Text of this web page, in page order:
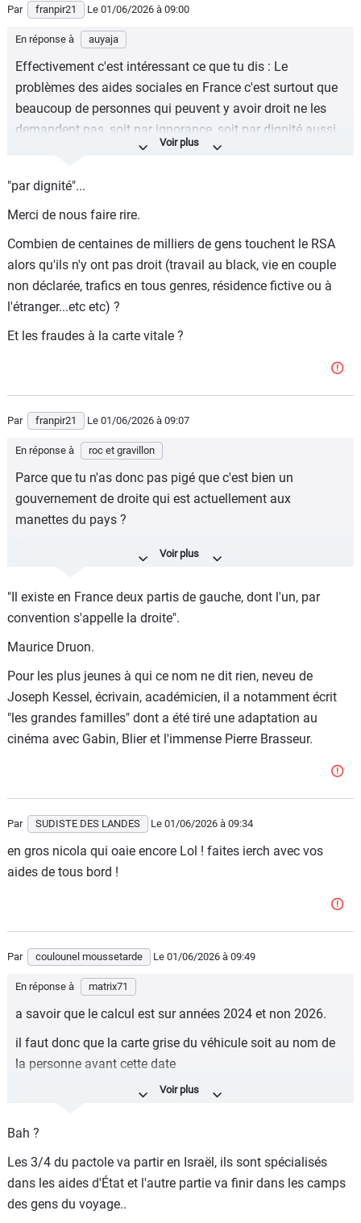
Par franpir21 Le 01/06/2026 à 09:00
En réponse à auyaja
Effectivement c'est intéressant ce que tu dis : Le
problèmes des aides sociales en France c'est surtout que
beaucoup de personnes qui peuvent y avoir droit ne les
demandent pas, soit par ignorance, soit par dignité aussi...
https://www.20minutes.fr/economie/4222427-20260507-
"par dignité"...
Merci de nous faire rire.
Combien de centaines de milliers de gens touchent le RSA
alors qu'ils n'y ont pas droit (travail au black, vie en couple
non déclarée, trafics en tous genres, résidence fictive ou à
l'étranger...etc etc) ?
Et les fraudes à la carte vitale ?
Par franpir21 Le 01/06/2026 à 09:07
En réponse à roc et gravillon
Parce que tu n'as donc pas pigé que c'est bien un
gouvernement de droite qui est actuellement aux
manettes du pays ?
Décidément... tu les accumule !
Découvrez cette vidéo : "edouard philippe je suis de
droite"https://share.google/vAt2pCMHGlgWAsvEa
"Il existe en France deux partis de gauche, dont l'un, par
convention s'appelle la droite".
Maurice Druon.
Pour les plus jeunes à qui ce nom ne dit rien, neveu de
Joseph Kessel, écrivain, académicien, il a notamment écrit
"les grandes familles" dont a été tiré une adaptation au
cinéma avec Gabin, Blier et l'immense Pierre Brasseur.
Par SUDISTE DES LANDES Le 01/06/2026 à 09:34
en gros nicola qui oaie encore Lol ! faites ierch avec vos
aides de tous bord !
Par coulounel moussetarde Le 01/06/2026 à 09:49
En réponse à matrix71
a savoir que le calcul est sur années 2024 et non 2026.
il faut donc que la carte grise du véhicule soit au nom de
la personne avant cette date
je viens de le faire et j'ai eu 100euro
Bah ?
Les 3/4 du pactole va partir en Israël, ils sont spécialisés
dans les aides d'État et l'autre partie va finir dans les camps
des gens du voyage..